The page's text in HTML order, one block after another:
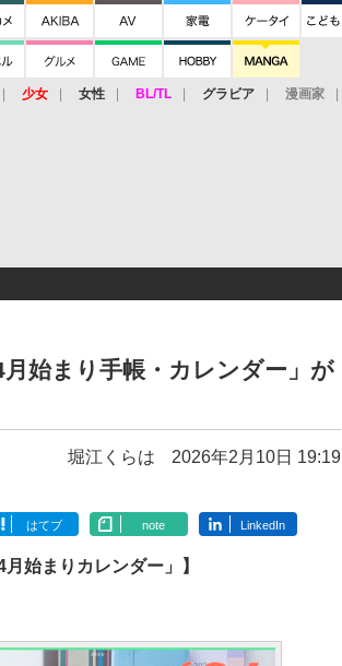
少女 女性 BL/TL グラビア 漫画家
始まり手帳・カレンダー」が
堀江くらは 2026年2月10日 19:19
はてブ note LinkedIn
始まりカレンダー」】